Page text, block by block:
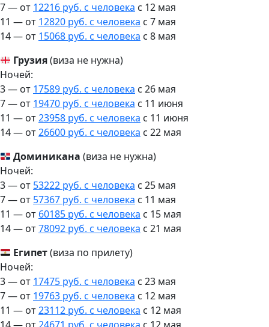
7 — от 12216 руб. с человека c 12 мая
11 — от 12820 руб. с человека c 7 мая
14 — от 15068 руб. с человека c 8 мая
Грузия(виза не нужна)
Ночей:
3 — от 17589 руб. с человека c 26 мая
7 — от 19470 руб. с человека c 11 июня
11 — от23958 руб. с человека c 11 июня
14 — от26600 руб. с человека c 22 мая
Доминикана (виза не нужна)
Ночей:
3 — от 53222 руб. с человека c 25 мая
7 — от 57367 руб. с человека c 11 мая
11 — от 60185 руб. с человека c 15 мая
14 — от78092 руб. с человека c 21 мая
Египет(виза по прилету)
Ночей:
3 — от 17475 руб. с человека c 23 мая
7 — от 19763 руб. с человека c 12 мая
11 — от23112 руб. с человека c 12 мая